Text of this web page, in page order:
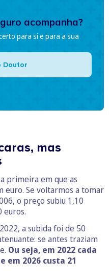
acompanha?
para si e para a sua
Doutor
mas
primeira em que as
euro. Se voltarmos a tomar
o preço subiu 1,10
euros.
a subida foi de 50
se antes traziam
Ou seja, em 2022 cada
em 2026 custa 21